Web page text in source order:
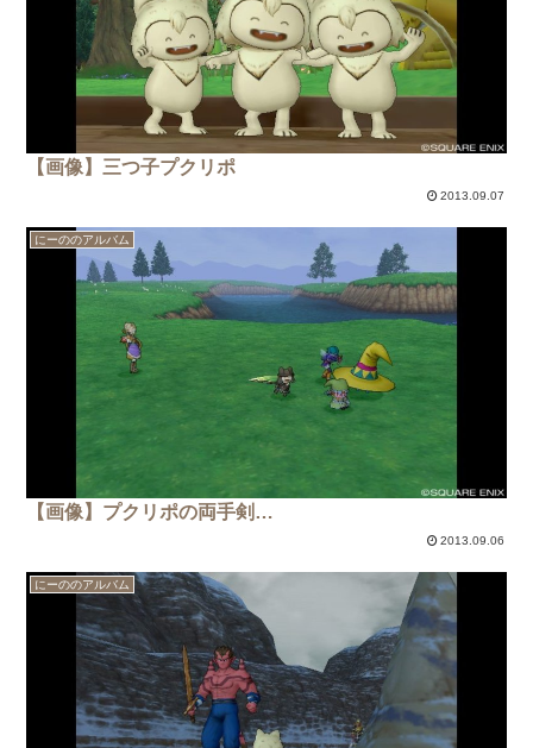
【画像】三つ子プクリポ
2013.09.07
にーののアルバム
【画像】プクリポの両手剣…
2013.09.06
にーののアルバム